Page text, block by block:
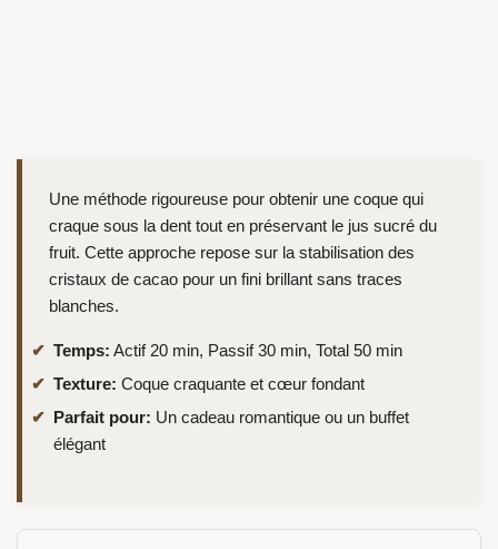
Une méthode rigoureuse pour obtenir une coque qui
craque sous la dent tout en préservant le jus sucré du
fruit. Cette approche repose sur la stabilisation des
cristaux de cacao pour un fini brillant sans traces
blanches.
Temps: Actif 20 min, Passif 30 min, Total 50 min
Texture: Coque craquante et cœur fondant
Parfait pour: Un cadeau romantique ou un buffet
élégant